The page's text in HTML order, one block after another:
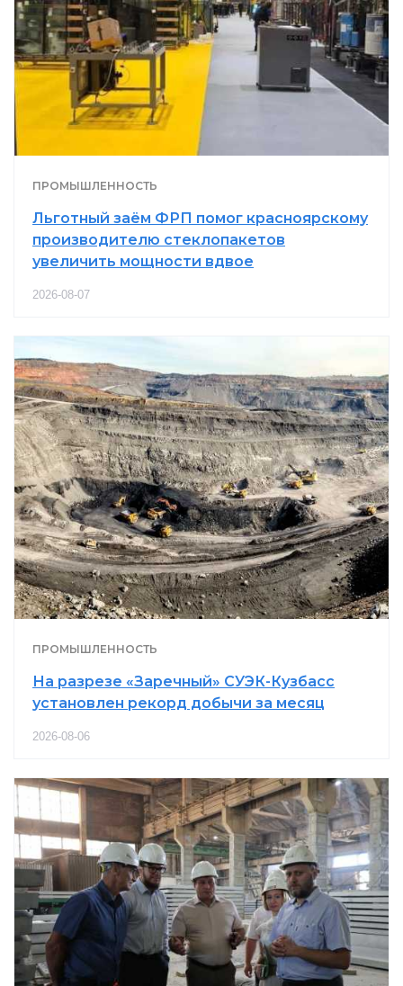
ПРОМЫШЛЕННОСТЬ
Льготный заём ФРП помог красноярскому
производителю стеклопакетов
увеличить мощности вдвое
2026-08-07
ПРОМЫШЛЕННОСТЬ
На разрезе «Заречный» СУЭК-Кузбасс
установлен рекорд добычи за месяц
2026-08-06